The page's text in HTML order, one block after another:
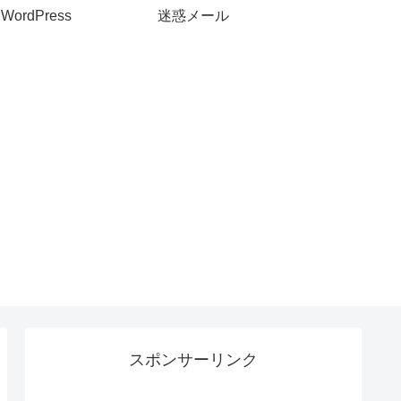
WordPress 迷惑メール
スポンサーリンク